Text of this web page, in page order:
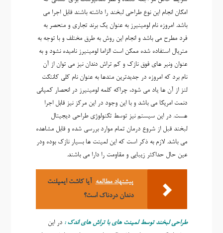
امکان انجام این نوع طراحی لبخند را داشته باشند قابل اجرا می
باشد. امروزه نام لومینیرز به عنوان یک برند تجاری و منحصر به
فرد مطرح می باشد و انجام این روش به طرق مختلف و با توجه به
متریال استفاده شده ممکن است الزاما لومینیرز نامیده نشود و به
عنوان ونیر های فوق نازک و کم تراش دندان نیز می توان از آن
نام برد که امروزه در جدیدترین متدها به عنوان نام کلی کانتکت
لنز از آن ها یاد می شود، چراکه کلمه لومینیرز در انحصار کمپانی
دنمت امریکا می باشد و با این وجود در این مرکز نیز قابل اجرا
هست. در اين سيستم نيز توسط تکنولوژي طراحی دیجیتال
لبخند قبل از شروع درمان تمام موارد بررسی شده و قابل مشاهده
می باشد. لازم به ذکر است که اين لمينت ها بسيار نازک بوده ودر
عين حال حداکثر زيبايی و مقاومت را دارا می باشند.
پیشنهاد مطالعه آیا کاشت ایمپلنت
دندان دردناک است؟
طراحی لبخند توسط لمينت های با تراش های اندک : در این